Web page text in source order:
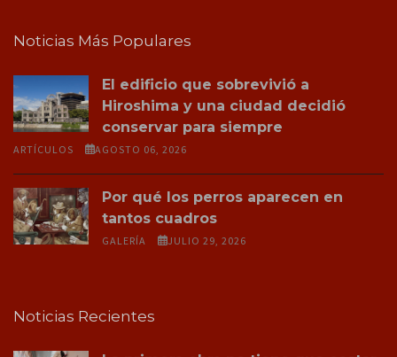
Noticias Más Populares
El edificio que sobrevivió a
Hiroshima y una ciudad decidió
conservar para siempre
ARTÍCULOS AGOSTO 06, 2026
Por qué los perros aparecen en
tantos cuadros
GALERÍA JULIO 29, 2026
Noticias Recientes